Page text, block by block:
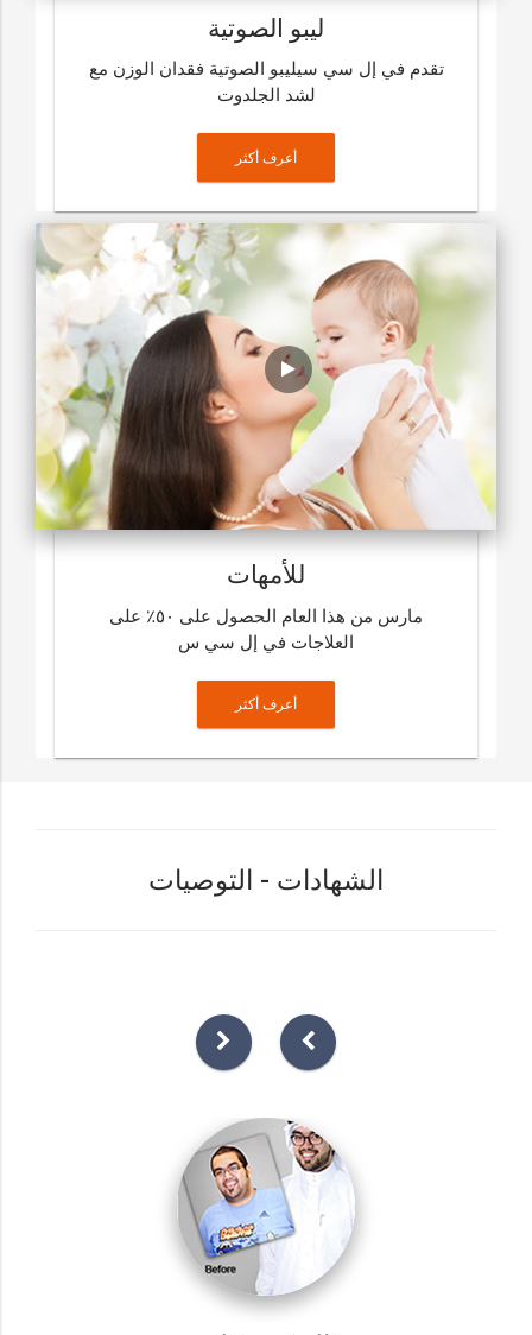
ليبو الصوتية
تقدم في إل سي سيليبو الصوتية فقدان الوزن مع
لشد الجلدوت
أعرف أكثر
للأمهات
مارس من هذا العام الحصول على ٥٠٪ على
العلاجات في إل سي س
أعرف أكثر
الشهادات - التوصيات